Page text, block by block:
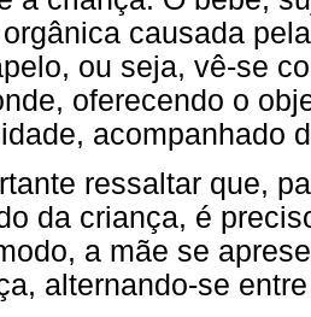
causada
ou seja, vê-se
oferecendo o
acompanhado
ressaltar que,
da criança, é
a mãe se
alternando-se